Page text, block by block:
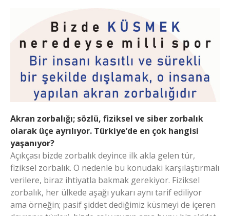
Akran zorbalığı; sözlü, fiziksel ve siber zorbalık
olarak üçe ayrılıyor. Türkiye’de en çok hangisi
yaşanıyor?
Açıkçası bizde zorbalık deyince ilk akla gelen tür,
fiziksel zorbalık. O nedenle bu konudaki karşılaştırmalı
verilere, biraz ihtiyatla bakmak gerekiyor. Fiziksel
zorbalık, her ülkede aşağı yukarı aynı tarif ediliyor
ama örneğin; pasif şiddet dediğimiz küsmeyi de içeren